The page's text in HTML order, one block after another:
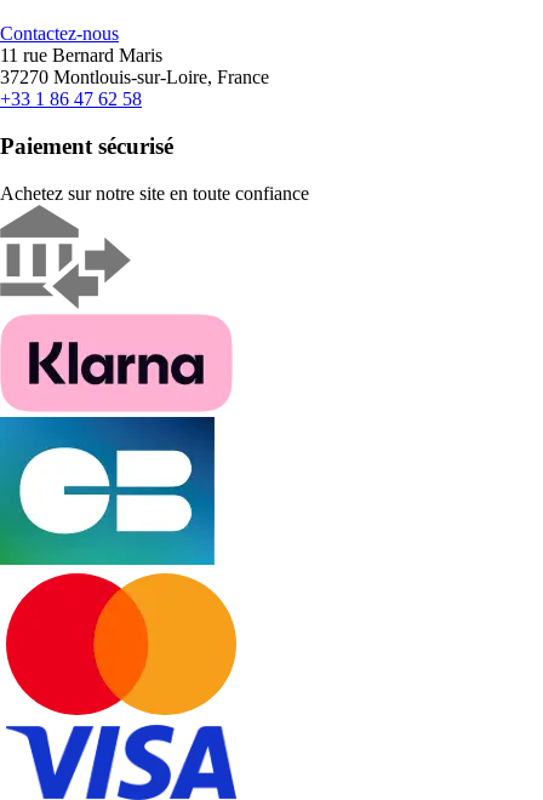
Contactez-nous
11 rue Bernard Maris
37270 Montlouis-sur-Loire, France
+33 1 86 47 62 58
Paiement sécurisé
Achetez sur notre site en toute confiance